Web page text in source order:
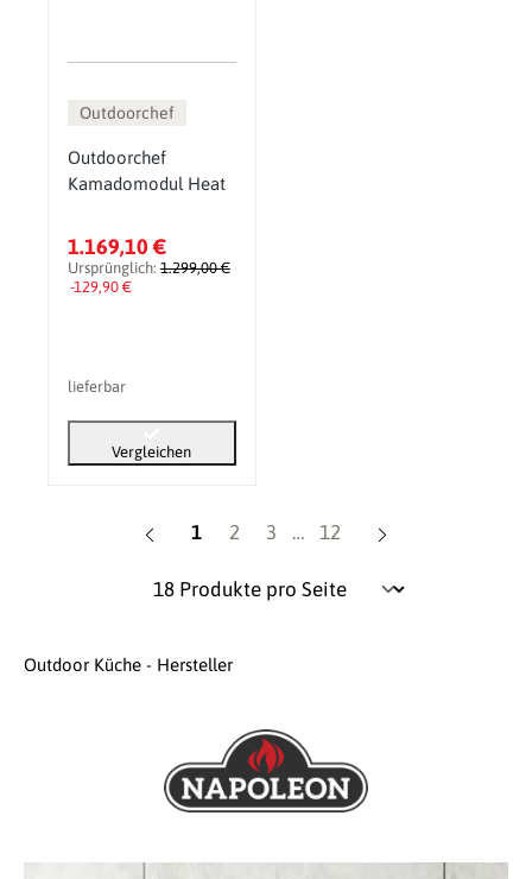
Outdoorchef
Outdoorchef
Kamadomodul Heat
1.169,10 €
Ursprünglich: 1.299,00 €
-129,90 €
lieferbar
Vergleichen
Seite
1 Seite
2 Seite
3 … Seite
12
Outdoor Küche - Hersteller